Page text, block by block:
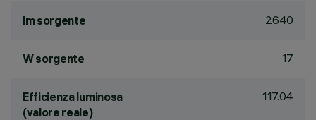
lm sorgente 2640
W sorgente 17
Efficienza luminosa
(valore reale)
117.04